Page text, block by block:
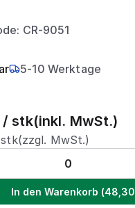
CR-9051
5-10 Werktage
/ stk(inkl. MwSt.)
stk(zzgl. MwSt.)
In den Warenkorb (48,30